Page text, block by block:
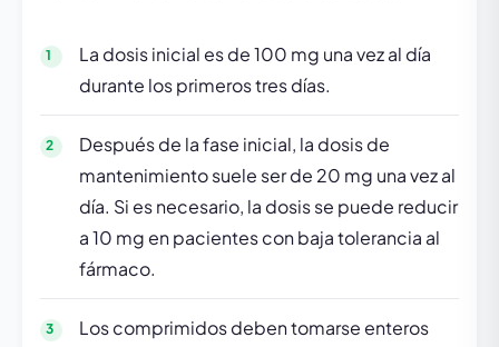
La dosis inicial es de 100 mg una vez al día
durante los primeros tres días.
Después de la fase inicial, la dosis de
mantenimiento suele ser de 20 mg una vez al
día. Si es necesario, la dosis se puede reducir
a 10 mg en pacientes con baja tolerancia al
fármaco.
Los comprimidos deben tomarse enteros